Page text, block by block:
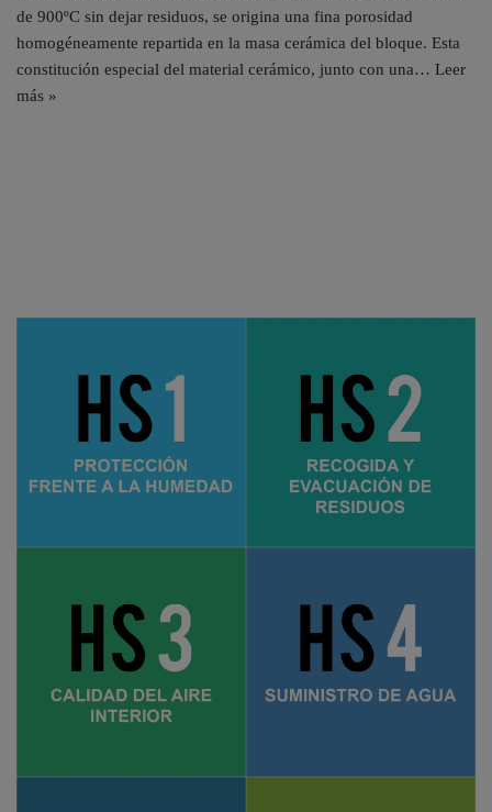
de 900ºC sin dejar residuos, se origina una fina porosidad
homogéneamente repartida en la masa cerámica del bloque. Esta
constitución especial del material cerámico, junto con una… Leer
más »